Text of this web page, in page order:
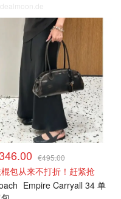
€495.00
包从来不打折！赶紧抢
Empire Carryall 34 单